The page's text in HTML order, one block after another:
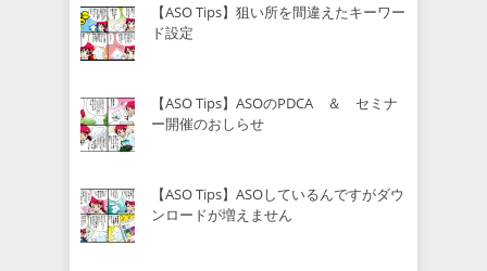
【ASO Tips】狙い所を間違えたキーワー
ド設定
【ASO Tips】ASOのPDCA ＆ セミナ
ー開催のおしらせ
【ASO Tips】ASOしているんですがダウ
ンロードが増えません